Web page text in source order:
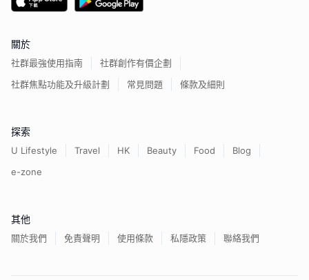
關於
社群最強使用指南
社群創作有價企劃
社群焦點功能及升級計劃
常見問題 條款及細則
探索
U Lifestyle Travel HK Beauty Food
Blog
e-zone
其他
關於我們 免責聲明 使用條款 私隱政策 聯絡我們